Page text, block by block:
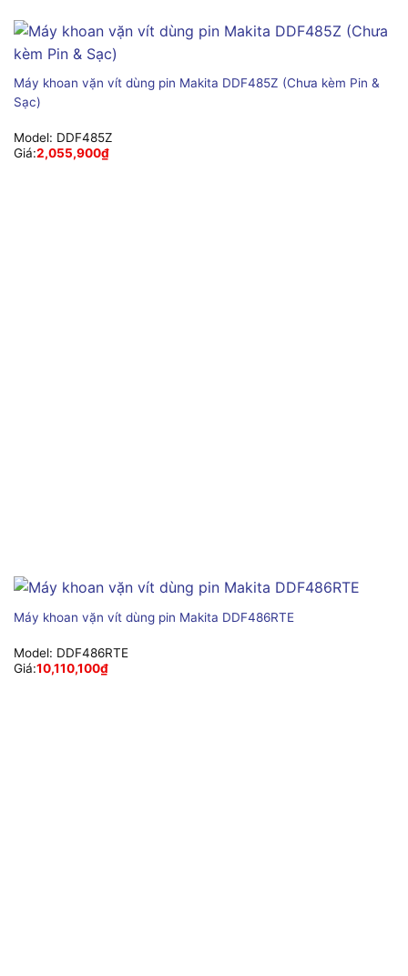
Máy khoan vặn vít dùng pin Makita DDF485Z (Chưa kèm Pin &
Sạc)
Model: DDF485Z
Giá:2,055,900₫
Máy khoan vặn vít dùng pin Makita DDF486RTE
Model: DDF486RTE
Giá:10,110,100₫